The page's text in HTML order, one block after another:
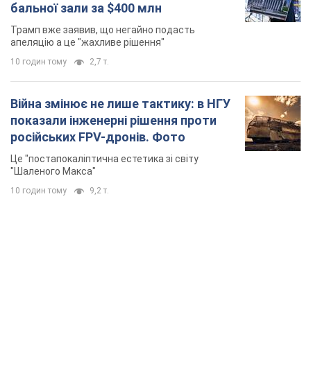
бальної зали за $400 млн
Трамп вже заявив, що негайно подасть
апеляцію а це "жахливе рішення"
10 годин тому 2,7 т.
Війна змінює не лише тактику: в НГУ
показали інженерні рішення проти
російських FPV-дронів. Фото
Це "постапокаліптична естетика зі світу
"Шаленого Макса"
10 годин тому 9,2 т.